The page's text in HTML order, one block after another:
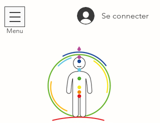
Menu
Se connecter